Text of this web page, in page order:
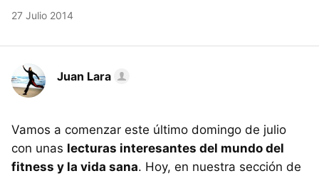
27 Julio 2014
Juan Lara
Vamos a comenzar este último domingo de julio
con unas lecturas interesantes del mundo del
fitness y la vida sana. Hoy, en nuestra sección de